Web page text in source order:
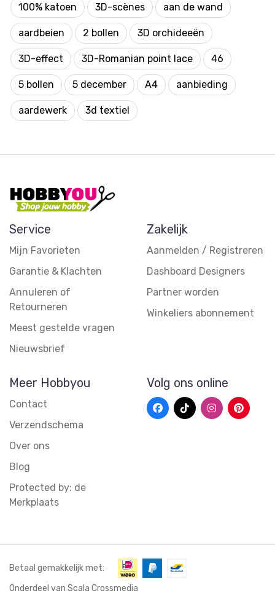
100% katoen 3D-scènes aan de wand
aardbeien 2 bollen 3D orchideeën
3D-effect 3D-Romanian point lace 46
5 bollen 5 december A4 aanbieding
aardewerk 3d textiel
Service
Mijn Favorieten
Garantie & Klachten
Annuleren of
Retourneren
Meest gestelde vragen
Nieuwsbrief
Zakelijk
Aanmelden / Registreren
Dashboard Designers
Partner worden
Winkeliers abonnement
Meer Hobbyou
Contact
Verzendschema
Over ons
Blog
Protected by: de
Merkplaats
Volg ons online
Onderdeel van Scala Crossmedia
Betaal gemakkelijk met: